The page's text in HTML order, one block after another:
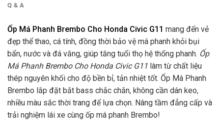
Q & A
Ốp Má Phanh Brembo Cho Honda Civic G11 mang đến vẻ
đẹp thể thao, cá tính, đồng thời bảo vệ má phanh khỏi bụi
bẩn, nước và đá văng, giúp tăng tuổi thọ hệ thống phanh. Ốp
Má Phanh Brembo Cho Honda Civic G11 làm từ chất liệu
thép nguyên khối cho độ bền bỉ, tản nhiệt tốt. Ốp Má Phanh
Brembo lắp đặt bắt bass chắc chắn, không cần dán keo,
nhiều màu sắc thời trang để lựa chọn. Nâng tầm đẳng cấp và
trải nghiệm lái xe cùng ốp má phanh Brembo!